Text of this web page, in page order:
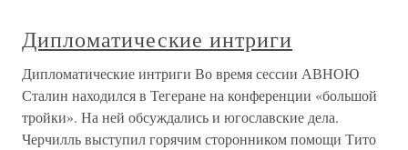
Дипломатические интриги
Дипломатические интриги Во время сессии АВНОЮ
Сталин находился в Тегеране на конференции «большой
тройки». На ней обсуждались и югославские дела.
Черчилль выступил горячим сторонником помощи Тито